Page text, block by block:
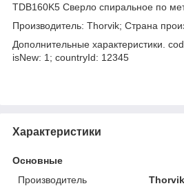
TDB160K5 Сверло спиральное по
Производитель: Thorvik; Страна
Дополнительные характеристики.
isNew: 1; countryId: 12345
Характеристики
Основные
Производитель
Thorvik